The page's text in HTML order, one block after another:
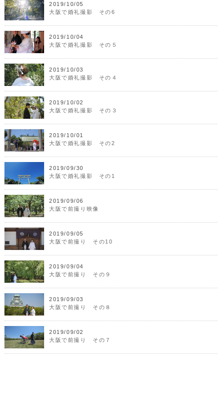
2019/10/05
大阪で婚礼撮影 その6
2019/10/04
大阪で婚礼撮影 その５
2019/10/03
大阪で婚礼撮影 その４
2019/10/02
大阪で婚礼撮影 その３
2019/10/01
大阪で婚礼撮影 その2
2019/09/30
大阪で婚礼撮影 その1
2019/09/06
大阪で前撮り映像
2019/09/05
大阪で前撮り その10
2019/09/04
大阪で前撮り その９
2019/09/03
大阪で前撮り その８
2019/09/02
大阪で前撮り その７